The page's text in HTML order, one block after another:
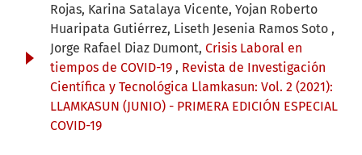
Rojas, Karina Satalaya Vicente, Yojan Roberto
Huaripata Gutiérrez, Liseth Jesenia Ramos Soto ,
Jorge Rafael Diaz Dumont, Crisis Laboral en
tiempos de COVID-19 , Revista de Investigación
Científica y Tecnológica Llamkasun: Vol. 2 (2021):
LLAMKASUN (JUNIO) - PRIMERA EDICIÓN ESPECIAL
COVID-19